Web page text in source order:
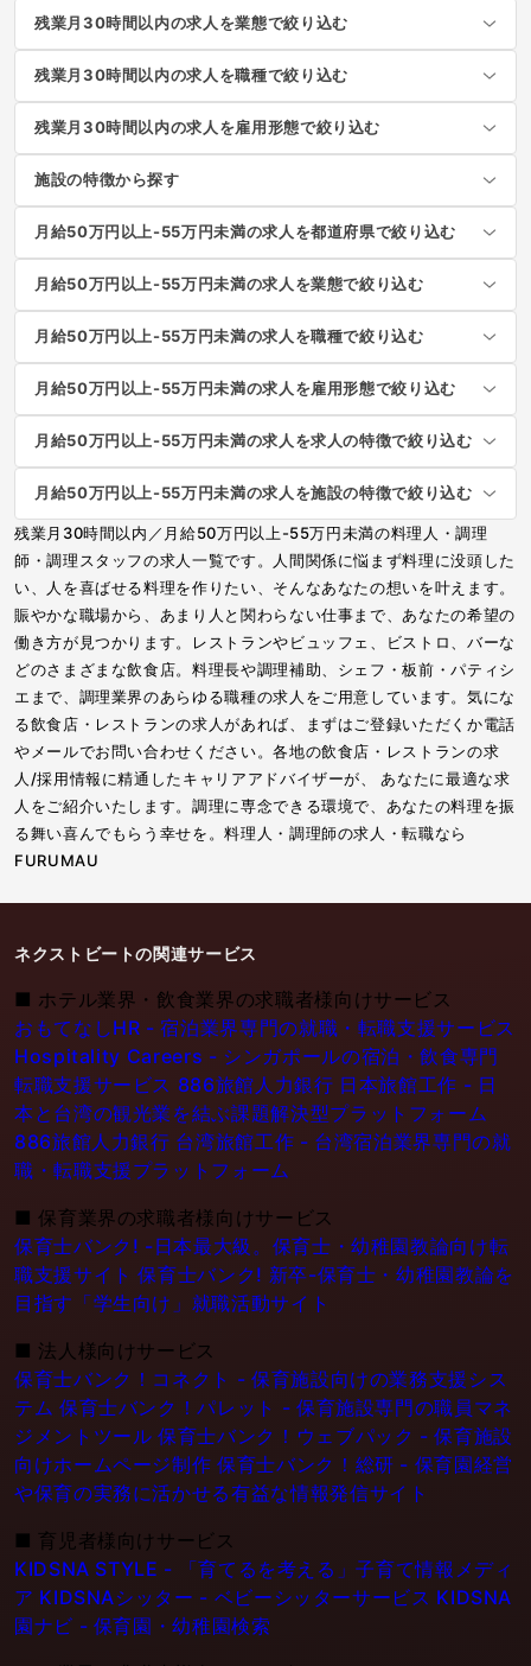
残業月30時間以内の求人を業態で絞り込む
残業月30時間以内の求人を職種で絞り込む
残業月30時間以内の求人を雇用形態で絞り込む
施設の特徴から探す
月給50万円以上-55万円未満の求人を都道府県で絞り込む
月給50万円以上-55万円未満の求人を業態で絞り込む
月給50万円以上-55万円未満の求人を職種で絞り込む
月給50万円以上-55万円未満の求人を雇用形態で絞り込む
月給50万円以上-55万円未満の求人を求人の特徴で絞り込む
月給50万円以上-55万円未満の求人を施設の特徴で絞り込む
残業月30時間以内／月給50万円以上-55万円未満の料理人・調理
師・調理スタッフの求人一覧です。人間関係に悩まず料理に没頭した
い、人を喜ばせる料理を作りたい、そんなあなたの想いを叶えます。
賑やかな職場から、あまり人と関わらない仕事まで、あなたの希望の
働き方が見つかります。レストランやビュッフェ、ビストロ、バーな
どのさまざまな飲食店。料理長や調理補助、シェフ・板前・パティシ
エまで、調理業界のあらゆる職種の求人をご用意しています。気にな
る飲食店・レストランの求人があれば、まずはご登録いただくか電話
やメールでお問い合わせください。各地の飲食店・レストランの求
人/採用情報に精通したキャリアアドバイザーが、 あなたに最適な求
人をご紹介いたします。調理に専念できる環境で、あなたの料理を振
る舞い喜んでもらう幸せを。料理人・調理師の求人・転職なら
FURUMAU
ネクストビートの関連サービス
■ ホテル業界・飲食業界の求職者様向けサービス
おもてなしHR - 宿泊業界専門の就職・転職支援サービス
Hospitality Careers - シンガポールの宿泊・飲食専門
転職支援サービス 886旅館人力銀行 日本旅館工作 - 日
本と台湾の観光業を結ぶ課題解決型プラットフォーム
886旅館人力銀行 台湾旅館工作 - 台湾宿泊業界専門の就
職・転職支援プラットフォーム
■ 保育業界の求職者様向けサービス
保育士バンク! -日本最大級。保育士・幼稚園教論向け転
職支援サイト 保育士バンク! 新卒-保育士・幼稚園教論を
目指す「学生向け」就職活動サイト
■ 法人様向けサービス
保育士バンク！コネクト - 保育施設向けの業務支援シス
テム 保育士バンク！パレット - 保育施設専門の職員マネ
ジメントツール 保育士バンク！ウェブパック - 保育施設
向けホームページ制作 保育士バンク！総研 - 保育園経営
や保育の実務に活かせる有益な情報発信サイト
■ 育児者様向けサービス
KIDSNA STYLE - 「育てるを考える」子育て情報メディ
ア KIDSNAシッター - ベビーシッターサービス KIDSNA
園ナビ - 保育園・幼稚園検索